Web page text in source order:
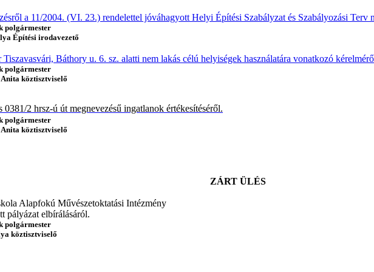
a 11/2004. (VI. 23.) rendelettel jóváhagyott Helyi Építési Szabályzat és Szabályozási Terv
polgármester
irodavezető
Báthory u. 6. sz. alatti nem lakás célú helyiségek használatára vonatkozó
polgármester
0381/2 hrsz-ú út megnevezésű ingatlanok értékesítéséről.
polgármester
ZÁRT ÜLÉS
Alapfokú Művészetoktatási Intézmény
pályázat elbírálásáról.
polgármester